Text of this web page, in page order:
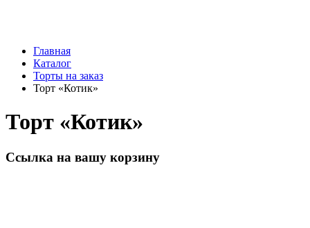
Главная
Каталог
Торты на заказ
Торт «Котик»
Торт «Котик»
Ссылка на вашу корзину